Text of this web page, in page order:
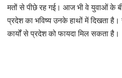
मतों से पीछे रह गई। आज भी वे युवाओं के
प्रदेश का भविष्य उनके हाथों में दिखता
कार्यों से प्रदेश को फायदा मिल सकता है।